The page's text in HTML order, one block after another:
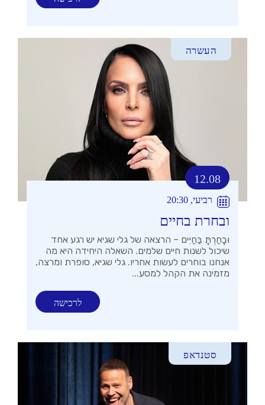
העשרה
12.08
רביעי, 20:30
ובחרת בחיים
וּבָחַרְתָּ בַּחַיִּים – הרצאה של גלי שגיא יש רגע אחד
שיכול לשנות חיים שלמים. השאלה היחידה היא מה
אנחנו בוחרים לעשות אחריו. גלי שגיא, סופרת ומרצה,
מזמינה את הקהל למסע...
לרכישה
סטנדאפ